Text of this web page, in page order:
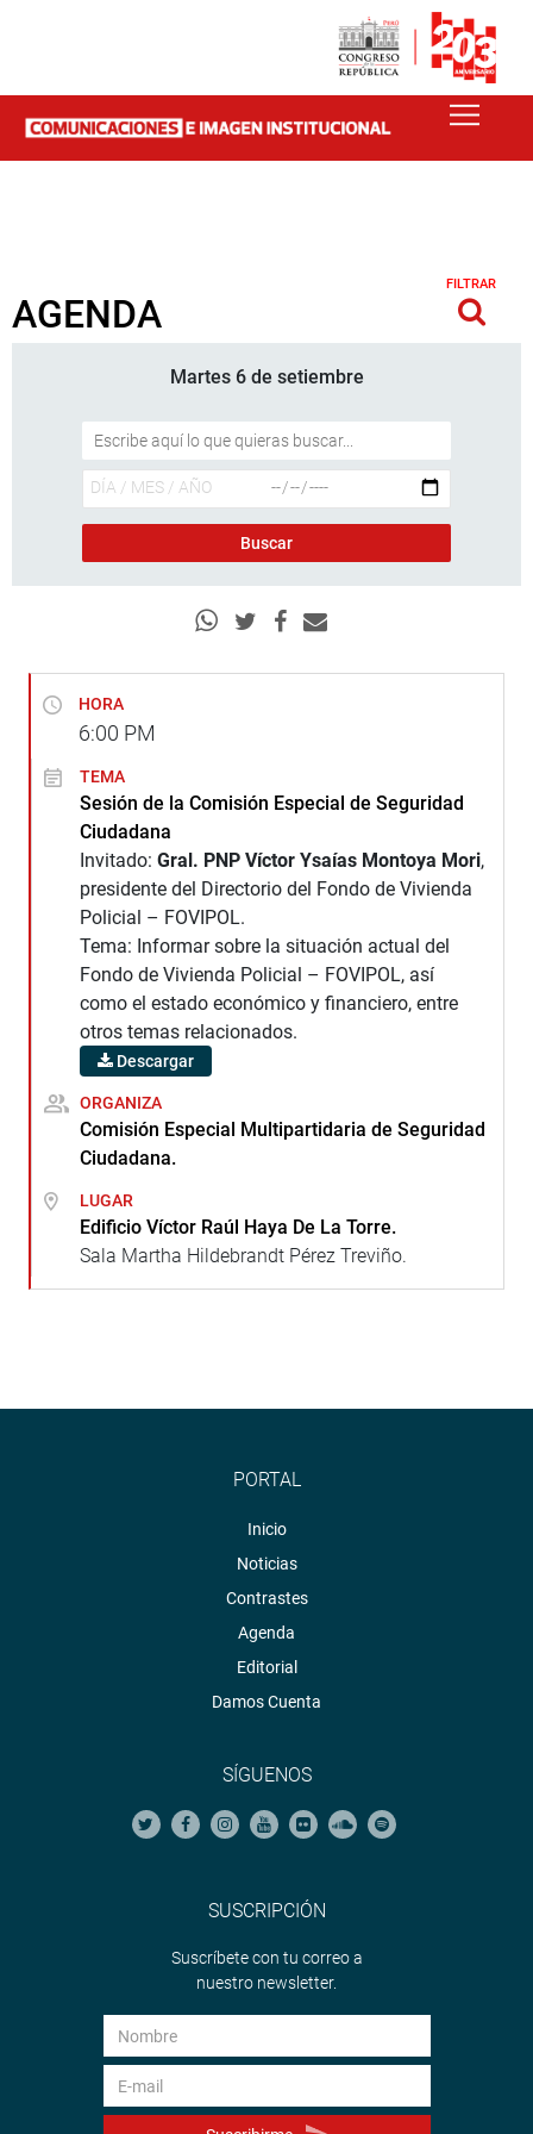
AGENDA
FILTRAR
Martes 6 de setiembre
HORA
6:00 PM
TEMA
Sesión de la Comisión Especial de Seguridad
Ciudadana
Invitado: Gral. PNP Víctor Ysaías Montoya Mori,
presidente del Directorio del Fondo de Vivienda
Policial – FOVIPOL.
Tema: Informar sobre la situación actual del
Fondo de Vivienda Policial – FOVIPOL, así
como el estado económico y financiero, entre
otros temas relacionados.
Descargar
ORGANIZA
Comisión Especial Multipartidaria de Seguridad
Ciudadana.
LUGAR
Edificio Víctor Raúl Haya De La Torre.
Sala Martha Hildebrandt Pérez Treviño.
PORTAL
Inicio
Noticias
Contrastes
Agenda
Editorial
Damos Cuenta
SÍGUENOS
SUSCRIPCIÓN
Suscríbete con tu correo a
nuestro newsletter.